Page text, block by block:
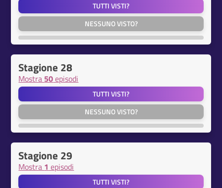
TUTTI VISTI?
NESSUNO VISTO?
Stagione 28
Mostra 50episodi
TUTTI VISTI?
NESSUNO VISTO?
Stagione 29
Mostra 1 episodi
TUTTI VISTI?